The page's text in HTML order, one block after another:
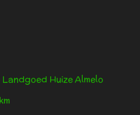
Huize Almelo